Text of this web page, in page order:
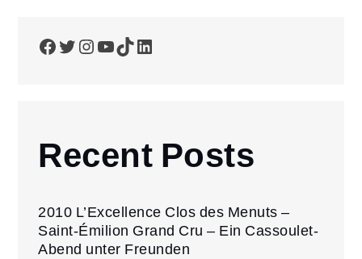
Beiträge
Facebook
Twitter
Instagram
YouTube
TikTokLinkedIn
Recent Posts
2010 L’Excellence Clos des Menuts –
Saint-Émilion Grand Cru – Ein Cassoulet-
Abend unter Freunden